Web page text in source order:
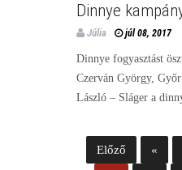
Dinnye
Júlia júl 08, 2017
Dinnye fogyasztást
Czerván György,
László – Sláger a
Előző «